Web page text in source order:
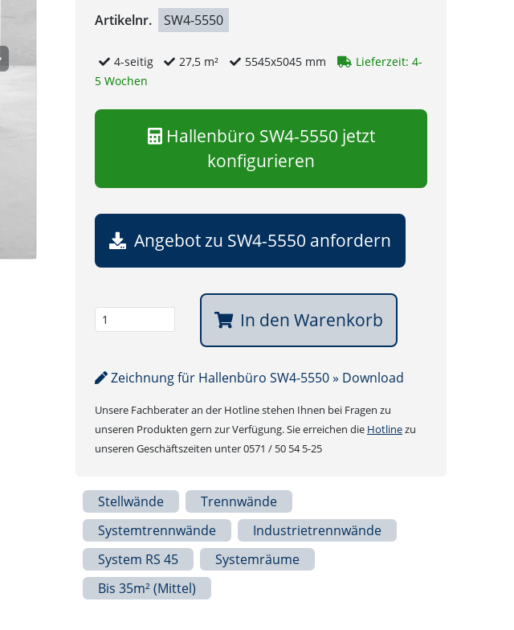
Artikelnr. SW4-5550
4-seitig 27,5 m² 5545x5045 mm
Lieferzeit: 4-
5 Wochen
Hallenbüro SW4-5550 jetzt
konfigurieren
Angebot zu SW4-5550 anfordern
In den Warenkorb
Zeichnung für Hallenbüro SW4-5550 » Download
Unsere Fachberater an der Hotline stehen Ihnen bei Fragen zu
unseren Produkten gern zur Verfügung. Sie erreichen die Hotlinezu
unseren Geschäftszeiten unter 0571 / 50 54 5-25
Stellwände
Trennwände
Systemtrennwände
Industrietrennwände
System RS 45
Systemräume
Bis 35m² (mittel)